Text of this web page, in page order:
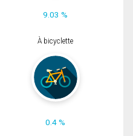
9.03 %
À bicyclette
0.4 %